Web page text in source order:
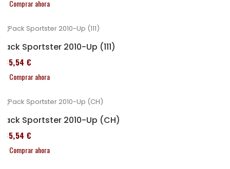
Comprar ahora
Pack Sportster 2010-Up (111)
235,54 €
Comprar ahora
Pack Sportster 2010-Up (CH)
235,54 €
Comprar ahora